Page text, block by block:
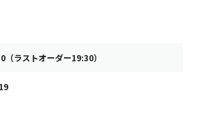
ラストオーダー19:30）